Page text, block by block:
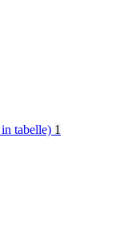
tabelle) 1